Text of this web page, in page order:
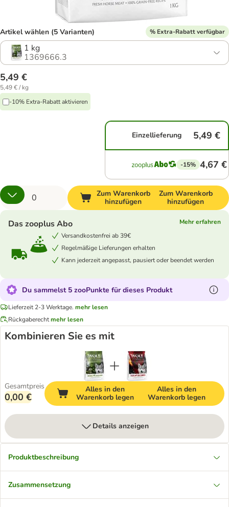
Artikel wählen (5 Varianten) % Extra-Rabatt verfügbar
1 kg
1369666.3
5,49 €
5,49 € / kg
-10% Extra-Rabatt aktivieren
Einzellieferung 5,49 €
-15% 4,67 €
Zum Warenkorb
hinzufügen
Zum Warenkorb
hinzufügen
Das zooplus Abo
Mehr erfahren
Versandkostenfrei ab 39€
Regelmäßige Lieferungen erhalten
Kann jederzeit angepasst, pausiert oder beendet werden
Du sammelst 5 zooPunkte für dieses Produkt
Lieferzeit 2-3 Werktage. mehr lesen
Rückgaberechtmehr lesen
Kombinieren Sie es mit
Gesamtpreis
0,00 €
Alles in den
Warenkorb legen
Alles in den
Warenkorb legen
Details anzeigen
Produktbeschreibung
Zusammensetzung